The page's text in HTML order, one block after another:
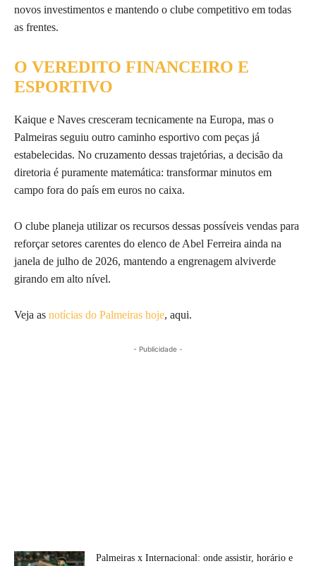
novos investimentos e mantendo o clube competitivo em todas
as frentes.
O VEREDITO FINANCEIRO E
ESPORTIVO
Kaique e Naves cresceram tecnicamente na Europa, mas o
Palmeiras seguiu outro caminho esportivo com peças já
estabelecidas. No cruzamento dessas trajetórias, a decisão da
diretoria é puramente matemática: transformar minutos em
campo fora do país em euros no caixa.
O clube planeja utilizar os recursos dessas possíveis vendas para
reforçar setores carentes do elenco de Abel Ferreira ainda na
janela de julho de 2026, mantendo a engrenagem alviverde
girando em alto nível.
Veja as notícias do Palmeiras hoje, aqui.
- Publicidade -
Palmeiras x Internacional: onde assistir, horário e